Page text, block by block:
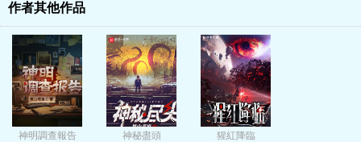
作者其他作品
神明調查報告 神秘盡頭 猩紅降臨